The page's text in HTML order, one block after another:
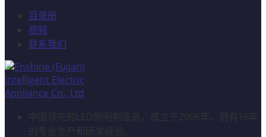
目录册
视频
联系我们